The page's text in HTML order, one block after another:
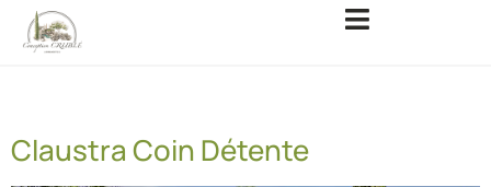
Claustra Coin Détente